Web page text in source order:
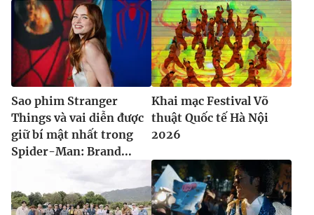
Sao phim Stranger
Things và vai diễn được
giữ bí mật nhất trong
Spider-Man: Brand...
Khai mạc Festival Võ
thuật Quốc tế Hà Nội
2026